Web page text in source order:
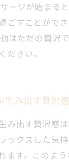
ージが始まる
ごすことがで
はただの贅沢
ださい。
生み出す贅沢感
み出す贅沢感
ックスした気
ます。このよ